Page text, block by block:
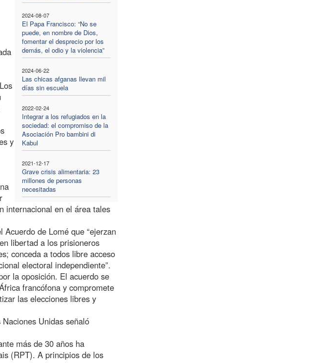
2024-08-07
El Papa Francisco: “No se
puede, en nombre de Dios,
fomentar el desprecio por los
demás, el odio y la violencia”
2024-06-22
Las chicas afganas llevan mil
días sin escuela
2022-02-24
Integrar a los refugiados en la
sociedad: el compromiso de la
Asociación Pro bambini di
Kabul
2021-12-17
Grave crisis alimentaria: 23
millones de personas
necesitadas
y
internacional en el área tales
de Lomé que “ejerzan
libertad a los prisioneros
conceda a todos libre acceso
electoral independiente”.
la oposición. El acuerdo se
francófona y compromete
las elecciones libres y
Unidas señaló
más de 30 años ha
(RPT). A principios de los